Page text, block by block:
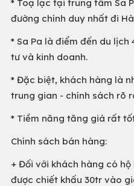
* Toạ lạc tại trung tâm Sa
đường chính duy nhất đi
* Sa Pa là điểm đến du
tư và kinh doanh.
* Đặc biệt, khách hàng là
trung gian - chính sách rõ
* Tiềm năng tăng giá rất
Chính sách bán hàng:
+ Đối với khách hàng có hộ
được chiết khấu 30tr vào